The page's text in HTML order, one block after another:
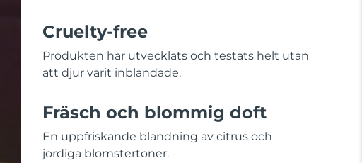
Cruelty-free
Produkten har utvecklats och testats helt utan
att djur varit inblandade.
Fräsch och blommig doft
En uppfriskande blandning av citrus och
jordiga blomstertoner.